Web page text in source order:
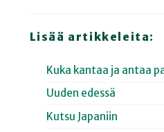
Lisää artikkeleita:
Kuka kantaa ja antaa
Uuden edessä
Kutsu Japaniin